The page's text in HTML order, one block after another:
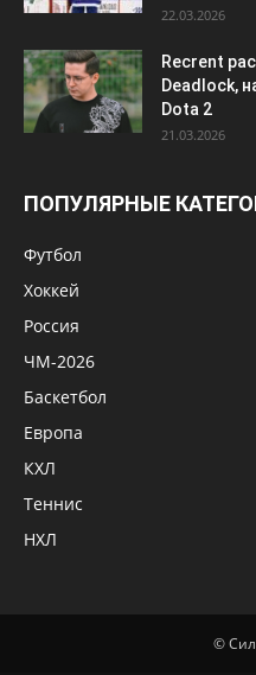
22.03.2026
Recrent
Deadlock,
Dota 2
21.03.2026
ПОПУЛЯРНЫЕ
Футбол
Хоккей
Россия
ЧМ-2026
Баскетбол
Европа
КХЛ
Теннис
НХЛ
©